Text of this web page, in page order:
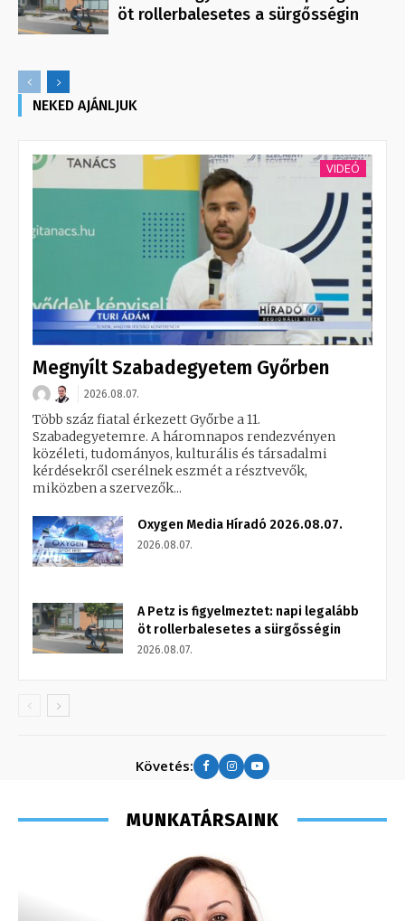
öt rollerbalesetes a sürgősségin
NEKED AJÁNLJUK
VIDEÓ
Megnyílt Szabadegyetem Győrben
2026.08.07.
Több száz fiatal érkezett Győrbe a 11.
Szabadegyetemre. A háromnapos rendezvényen
közéleti, tudományos, kulturális és társadalmi
kérdésekről cserélnek eszmét a résztvevők,
miközben a szervezők...
Oxygen Media Híradó 2026.08.07.
2026.08.07.
A Petz is figyelmeztet: napi legalább
öt rollerbalesetes a sürgősségin
2026.08.07.
Követés:
MUNKATÁRSAINK